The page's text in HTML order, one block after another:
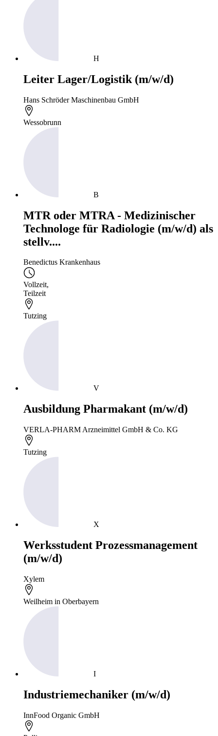
H
Leiter Lager/Logistik (m/w/d)
Hans Schröder Maschinenbau GmbH
Wessobrunn
B
MTR oder MTRA - Medizinischer
Technologe für Radiologie (m/w/d) als
stellv....
Benedictus Krankenhaus
Vollzeit,
Teilzeit
Tutzing
V
Ausbildung Pharmakant (m/w/d)
VERLA-PHARM Arzneimittel GmbH & Co. KG
Tutzing
X
Werksstudent Prozessmanagement
(m/w/d)
Xylem
Weilheim in Oberbayern
I
Industriemechaniker (m/w/d)
InnFood Organic GmbH